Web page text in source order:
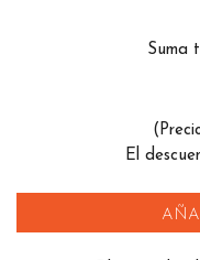
Suma
El